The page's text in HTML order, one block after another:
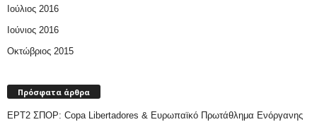
Ιούλιος 2016
Ιούνιος 2016
Οκτώβριος 2015
Πρόσφατα άρθρα
ΕΡΤ2 ΣΠΟΡ: Copa Libertadores & Ευρωπαϊκό Πρωτάθλημα Ενόργανης